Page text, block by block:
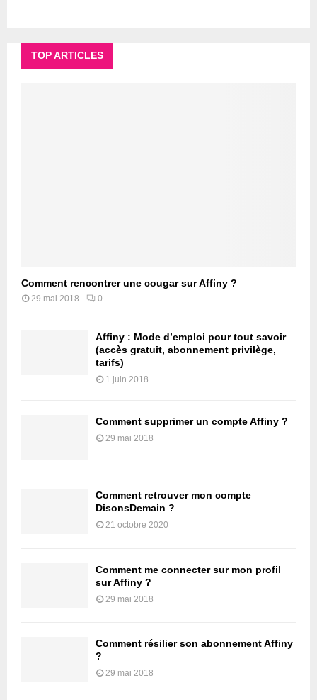
TOP ARTICLES
Comment rencontrer une cougar sur Affiny ?
29 mai 2018 0
Affiny : Mode d’emploi pour tout savoir
(accès gratuit, abonnement privilège,
tarifs)
1 juin 2018
Comment supprimer un compte Affiny ?
29 mai 2018
Comment retrouver mon compte
DisonsDemain ?
21 octobre 2020
Comment me connecter sur mon profil
sur Affiny ?
29 mai 2018
Comment résilier son abonnement Affiny
?
29 mai 2018